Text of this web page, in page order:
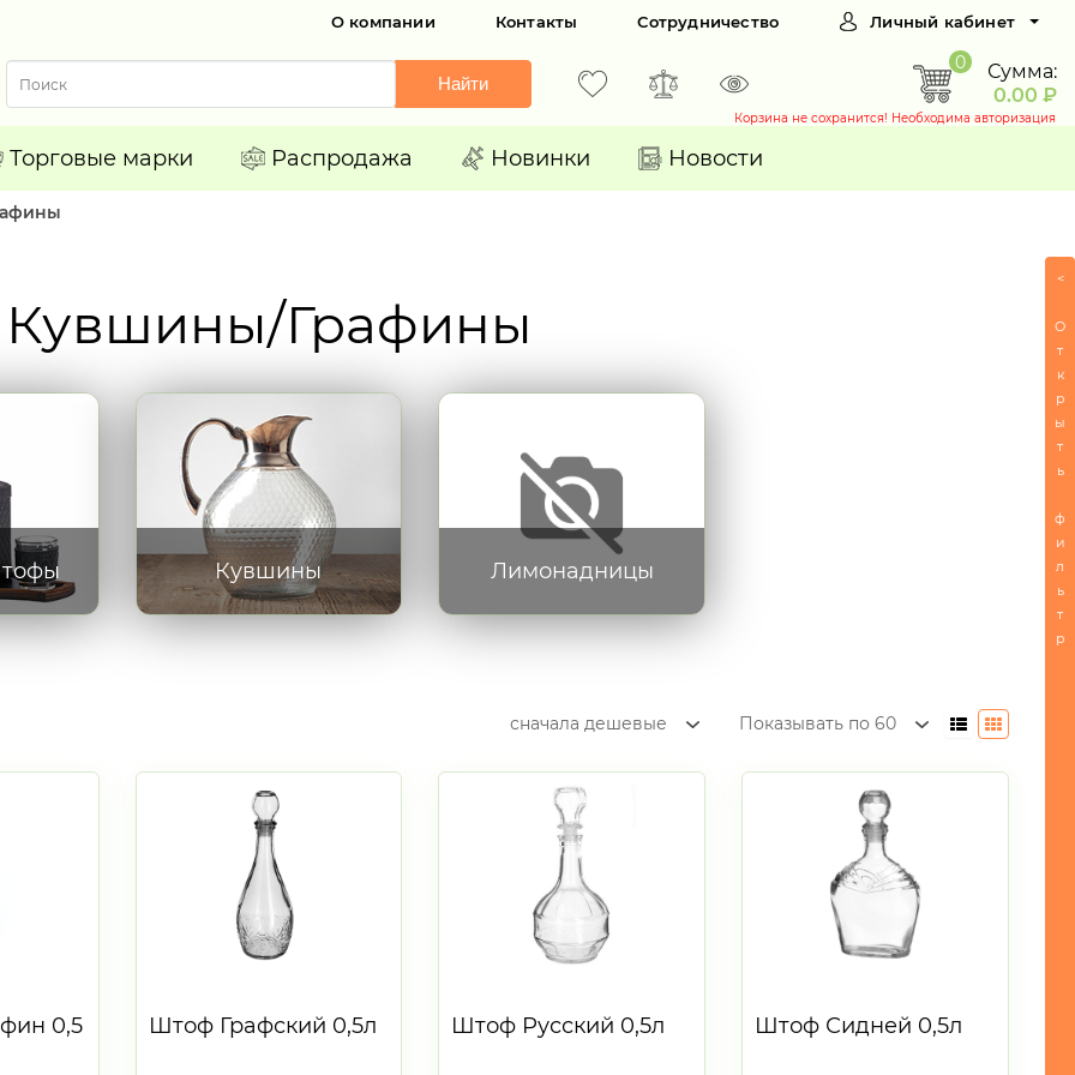
О компании Контакты Сотрудничество Личный кабинет
Найти
0
Сумма:
0.00 ₽
Корзина не сохранится! Необходима авторизация
Торговые марки Распродажа Новинки Новости
Кувшины/Графины
Кувшины Лимонадницы
сначала дешевые Показывать по 60
0,5
Штоф Графский 0,5л Штоф Русский 0,5л Штоф Сидней 0,5л
<
О
т
к
р
ы
т
ь
ф
и
л
ь
т
р